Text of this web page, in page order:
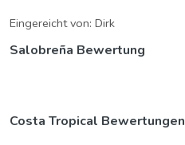
Eingereicht von: Dirk
Salobreña Bewertung
Costa Tropical Bewertungen